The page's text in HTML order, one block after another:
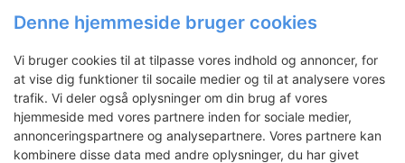
Jan S. Hansen: Soloudstilling,
Okt. 2020 Under mit ophold på SVFK har
jeg arbejdet på at realisere følgende
skulpturelle komponenter og værker, der
skal indgå i en udstilling på Kunsthal
NORD i Aalborg, i marts 2021: -Hylder
Denne hjemmeside bruger cookies
Vi bruger cookies til at tilpasse vores indhold og annoncer, for
at vise dig funktioner til socaile medier og til at analysere vores
trafik. Vi deler også oplysninger om din brug af vores
hjemmeside med vores partnere inden for sociale medier,
annonceringspartnere og analysepartnere. Vores partnere kan
kombinere disse data med andre oplysninger, du har givet